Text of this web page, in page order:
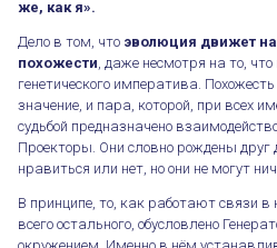
же, как я».
Дело в том, что эволюция движет
похожести , даже несмотря на то,
генетического императива.
значение, и пара, которой, при всех
судьбой предназначено
Проекторы. Они словно рождены
нравиться или нет, но они не могут
В принципе, то, как работают связи
всего остального, обусловлено